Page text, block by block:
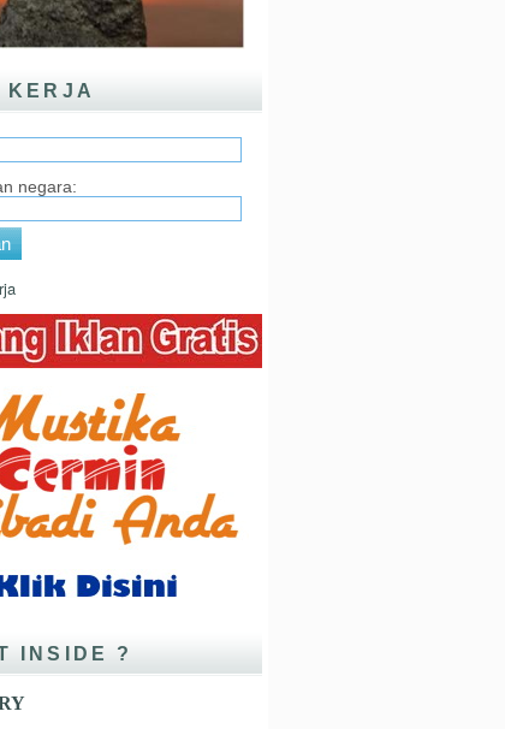
KERJA
negara:
INSIDE ?